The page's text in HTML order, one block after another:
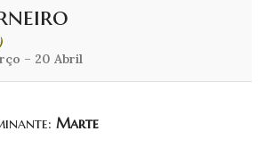
– 20 Abril
Marte